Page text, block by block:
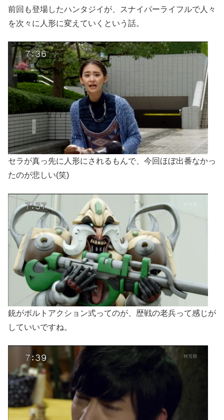
前回も登場したハンタジイが、スナイパーライフルで人々
を次々に人形に変えていくという話。
セラが真っ先に人形にされるもんで、今回ほぼ出番なかっ
たのが悲しい(笑)
銃がボルトアクション式ってのが、歴戦の老兵って感じが
していいですね。